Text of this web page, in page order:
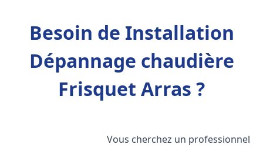
Besoin de Installation
Dépannage chaudière
Frisquet Arras ?
Vous cherchez un professionnel